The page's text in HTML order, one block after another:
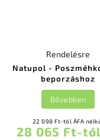
Natupol -
beporzáshoz
Rendelésre
22 098 Ft-tól ÁFA
28 065 Ft-tól
Bővebben